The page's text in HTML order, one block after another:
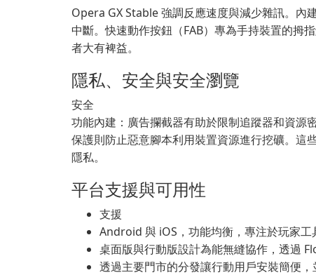
Opera GX Stable 強調反應速度與減少雜訊。內
中斷。快速動作按鈕（FAB）專為手持裝置的拇
者大有裨益。
隱私、安全與安全瀏覽
安全
功能內建：廣告攔截器有助於限制追蹤器和資源
保護則防止惡意腳本利用裝置資源進行挖礦。這
隱私。
平台支援與可用性
支援
Android 與 iOS，功能均衡，專注於玩家工
桌面版與行動版設計為能無縫協作，透過
透過主要門市的分發讓行動用戶安裝簡便，